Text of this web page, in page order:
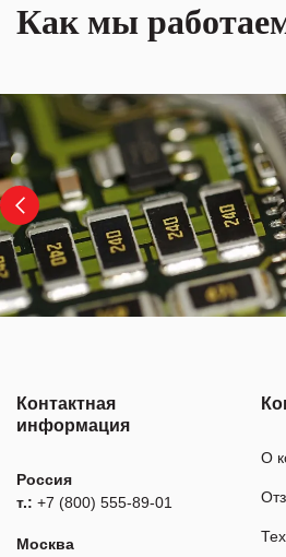
Как мы
Контактная
информация
Россия
т.: +7 (800) 555-89-01
Москва
О